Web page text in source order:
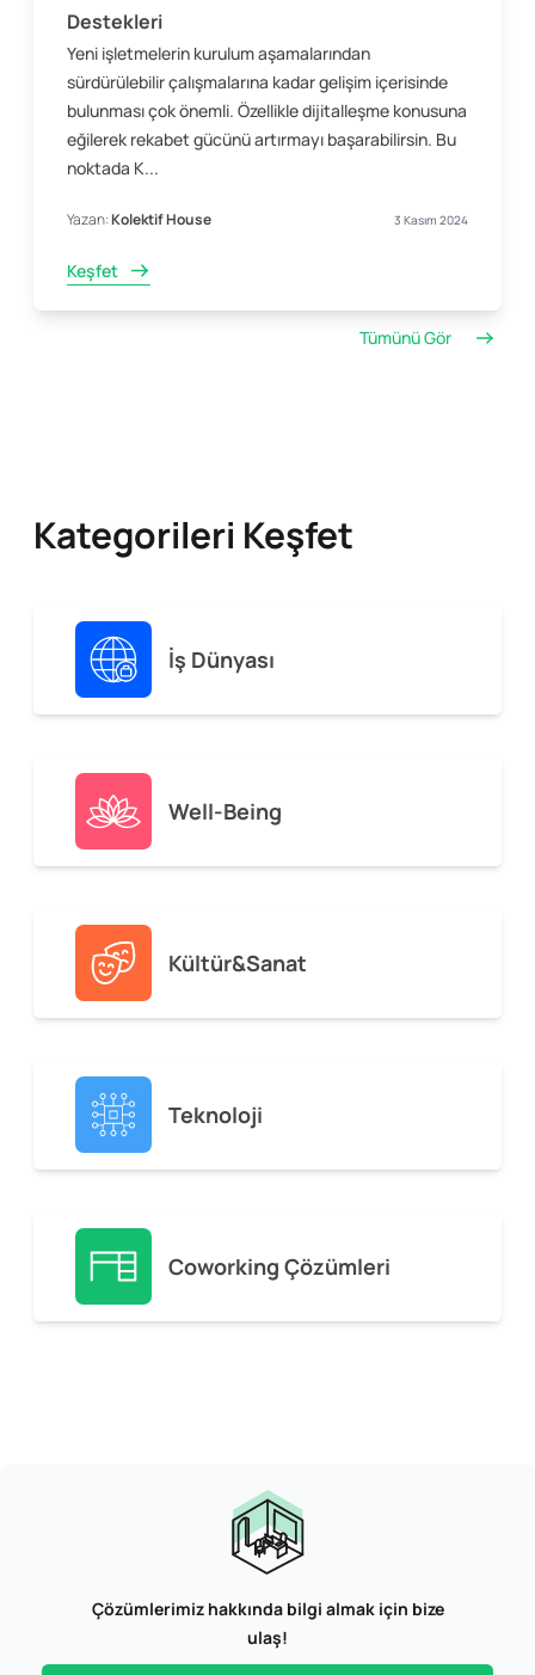
Destekleri
Yeni işletmelerin kurulum aşamalarından
sürdürülebilir çalışmalarına kadar gelişim içerisinde
bulunması çok önemli. Özellikle dijitalleşme konusuna
eğilerek rekabet gücünü artırmayı başarabilirsin. Bu
noktada K...
Yazan:Kolektif House 3 Kasım 2024
Keşfet
Tümünü Gör
Kategorileri Keşfet
İş Dünyası
Well-Being
Kültür&Sanat
Teknoloji
Coworking Çözümleri
Çözümlerimiz hakkında bilgi almak için bize
ulaş!